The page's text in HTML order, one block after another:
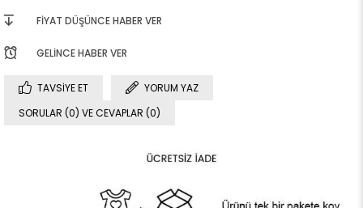
FIYAT DÜŞÜNCE HABER VER
GELINCE HABER VER
TAVSIYE ET
YORUM YAZ
SORULAR (0) VE CEVAPLAR (0)